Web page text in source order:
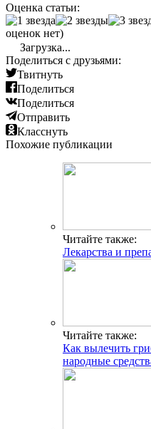
Оценка статьи:
оценок нет)
Загрузка...
Поделиться с друзьями:
Твитнуть
Поделиться
Поделиться
Отправить
Класснуть
Похожие публикации
Читайте также:
Лекарства и
Читайте также:
Как вылечить
народные